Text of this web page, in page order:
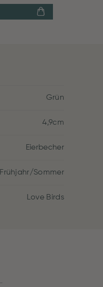
Grün
4,9cm
Eierbecher
Frühjahr/Sommer
Love Birds